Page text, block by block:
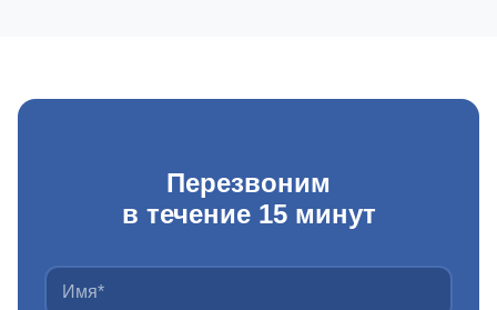
Перезвоним
в течение 15 минут